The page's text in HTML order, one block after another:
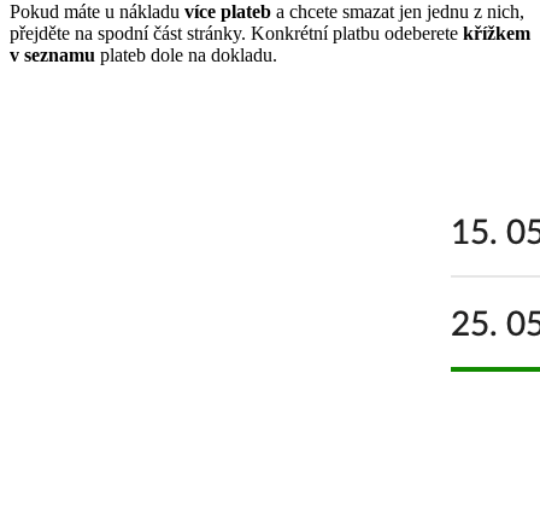
Pokud máte u nákladu více plateb a chcete smazat jen jednu z nich,
přejděte na spodní část stránky. Konkrétní platbu odeberete křížkem
v seznamu plateb dole na dokladu.